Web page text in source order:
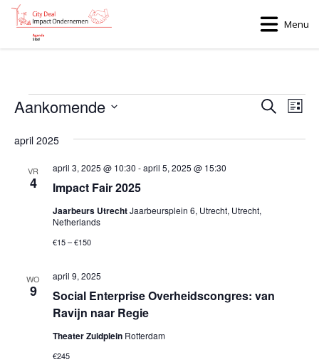
Menu
Evenementen Zoeken
Lijst
Aankomende
een
april 2025
VR
4 Impact Fair 2025
april 3, 2025 @ 10:30 -april 5, 2025 @ 15:30
Jaarbeurs UtrechtJaarbeursplein 6, Utrecht, Utrecht,
Netherlands
€15 – €150
WO
9
Social Enterprise Overheidscongres: van
Ravijn naar Regie
april 9, 2025
Theater Zuidplein Rotterdam
€245